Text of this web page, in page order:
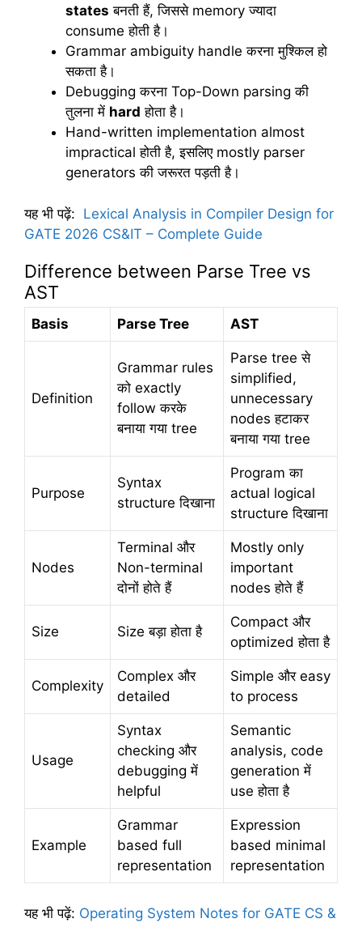
states बनती हैं, जिससे memory ज्यादा
consume होती है।
Grammar ambiguity handle करना मुश्किल हो
सकता है।
Debugging करना Top-Down parsing की
तुलना में hard होता है।
Hand-written implementation almost
impractical होती है, इसलिए mostly parser
generators की जरूरत पड़ती है।
यह भी पढ़ें: Lexical Analysis in Compiler Design for
GATE 2026 CS&IT – Complete Guide
Difference between Parse Tree vs
AST
Basis Parse Tree AST
Definition
Grammar rules
को exactly
follow करके
बनाया गया tree
Parse tree से
simplified,
unnecessary
nodes हटाकर
बनाया गया tree
Purpose
Syntax
structure दिखाना
Program का
actual logical
structure दिखाना
Nodes
Terminal और
Non-terminal
दोनों होते हैं
Mostly only
important
nodes होते हैं
Size Size बड़ा होता है
Compact और
optimized होता है
Complexity
Complex और
detailed
Simple और easy
to process
Usage
Syntax
checking और
debugging में
helpful
Semantic
analysis, code
generation में
use होता है
Example
Grammar
based full
representation
Expression
based minimal
representation
यह भी पढ़ें: Operating System Notes for GATE CS &